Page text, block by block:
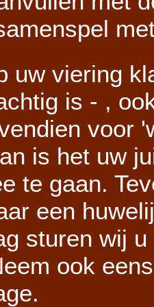
uw viering
is - ,
voor
is het uw
te gaan.
een
sturen wij
ook